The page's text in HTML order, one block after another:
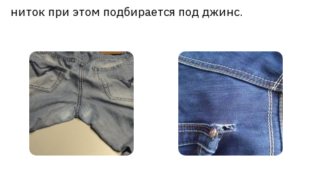
ниток при этом подбирается под джинс.